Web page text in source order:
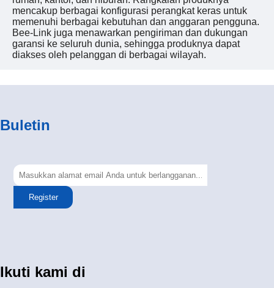
mencakup berbagai konfigurasi perangkat keras untuk
memenuhi berbagai kebutuhan dan anggaran pengguna.
Bee-Link juga menawarkan pengiriman dan dukungan
garansi ke seluruh dunia, sehingga produknya dapat
diakses oleh pelanggan di berbagai wilayah.
Buletin
Register
Ikuti kami di